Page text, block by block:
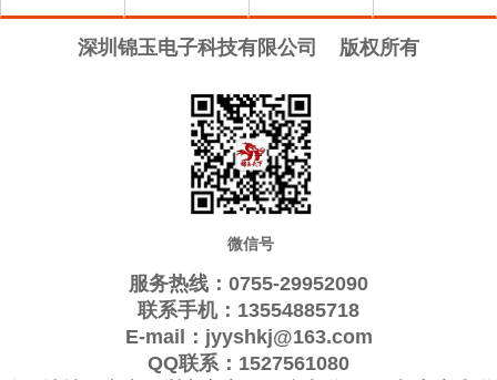
振
IQD晶振 Microchip晶
振
Fortiming晶振 CORE晶振 NIPPON晶振
Bomar晶振 Bliley晶振
FCD-Tech晶
振 振
Sunny晶振 Skyworks晶 Renesas瑞萨晶
深圳锦玉电子科技有限公司 版权所有
微信号
服务热线：0755-29952090
联系手机：13554885718
E-mail：jyyshkj@163.com
QQ联系：1527561080